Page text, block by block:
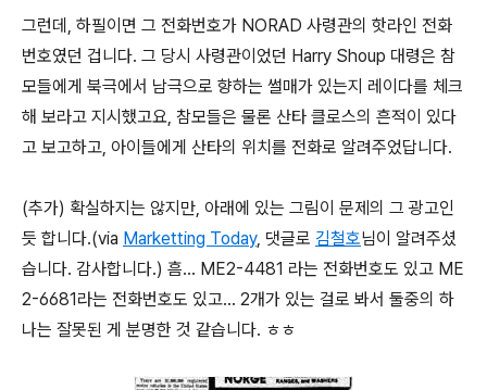
그런데, 하필이면 그 전화번호가 NORAD 사령관의 핫라인 전화
번호였던 겁니다. 그 당시 사령관이었던 Harry Shoup 대령은 참
모들에게 북극에서 남극으로 향하는 썰매가 있는지 레이다를 체크
해 보라고 지시했고요, 참모들은 물론 산타 클로스의 흔적이 있다
고 보고하고, 아이들에게 산타의 위치를 전화로 알려주었답니다.
(추가) 확실하지는 않지만, 아래에 있는 그림이 문제의 그 광고인
듯 합니다.(via Marketting Today, 댓글로 김철호님이 알려주셨
습니다. 감사합니다.) 흠... ME2-4481 라는 전화번호도 있고 ME
2-6681라는 전화번호도 있고... 2개가 있는 걸로 봐서 둘중의 하
나는 잘못된 게 분명한 것 같습니다. ㅎㅎ